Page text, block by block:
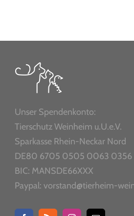
Unser Spendenkonto:
Tierschutz Weinheim u.U.e.V.
Sparkasse Rhein-Neckar Nord
DE80 6705 0505 0063 0356
BIC: MANSDE66XXX
Paypal: vorstand@tierheim-